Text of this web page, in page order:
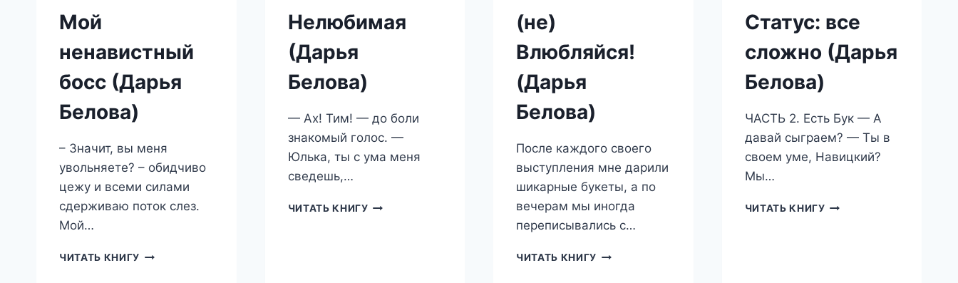
Мой
ненавистный
босс (Дарья
Белова)
– Значит, вы меня
увольняете? – обидчиво
цежу и всеми силами
сдерживаю поток слез.
Мой…
ЧИТАТЬ КНИГУ МОЙ
Нелюбимая
(Дарья
Белова)
— Ах! Тим! — до боли
знакомый голос. —
Юлька, ты с ума меня
сведешь,…
ЧИТАТЬ КНИГУ НЕЛЮБИМАЯ
(не)
Влюбляйся!
(Дарья
Белова)
После каждого своего
выступления мне дарили
шикарные букеты, а по
вечерам мы иногда
переписывались с…
ЧИТАТЬ КНИГУ (НЕ)
Статус: все
сложно (Дарья
Белова)
ЧАСТЬ 2. Есть Бук — А
давай сыграем? — Ты в
своем уме, Навицкий?
Мы…
ЧИТАТЬ КНИГУ СТАТУС: